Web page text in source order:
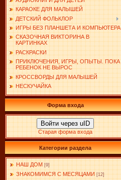
КАРАОКЕ ДЛЯ МАЛЫШЕЙ
ДЕТСКИЙ ФОЛЬКЛОР
ИГРЫ БЕЗ ПЛАНШЕТА И КОМПЬЮТЕРА
СКАЗОЧНАЯ ВИКТОРИНА В
КАРТИНКАХ
РАСКРАСКИ
ПРИКЛЮЧЕНИЯ, ИГРЫ, ОПЫТЫ. ПОКА
РЕБЕНОК НЕ ВЫРОС
КРОССВОРДЫ ДЛЯ МАЛЫШЕЙ
НЕСКУЧАЙКА
Форма входа
Войти через uID
Старая форма входа
Категории раздела
НАШ ДОМ [9]
ЗНАКОМИМСЯ С МЕСЯЦАМИ [12]